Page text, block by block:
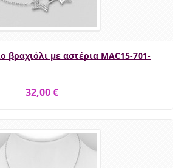
βραχιόλι με αστέρια MAC15-701-
32,00 €